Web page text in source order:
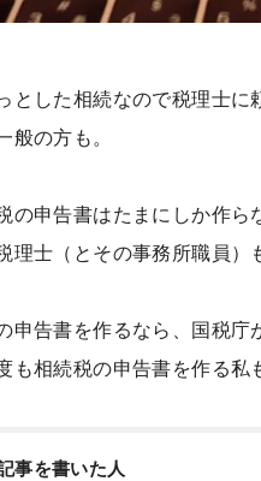
とした相続なので税理士に
般の方も。
の申告書はたまにしか作ら
理士（とその事務所職員）
申告書を作るなら、国税庁
も相続税の申告書を作る
事を書いた人